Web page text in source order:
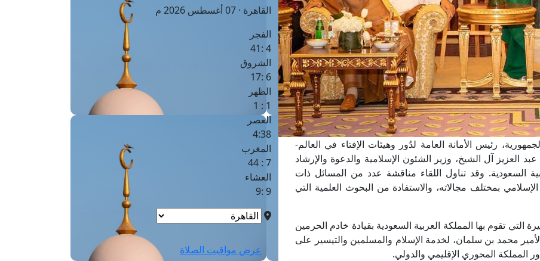
رئيس الأمانة العامة لدُور وهيئات الإفتاء في العالم-
العزيز آل الشيخ، وزير الشئون الإسلامية والدعوة والإرشاد
السعودية. وقد تناول اللقاء مناقشة عدد من المسائل ذات
بمختلف مجالاته، والاستفادة من البحوث العلمية التي
التي تقوم بها المملكة العربية السعودية بقيادة خادم الحرمين
محمد بن سلمان، لخدمة الإسلام والمسلمين والتيسير على
المحوري الإقليمي والدولي.
القاهرة · 07 أغسطس 2026 م
الفجر
4 :41
الشروق
6 :17
الظهر
1 : 1
العصر
4:38
المغرب
7 : 44
العشاء
9 :9
عرض مواقيت الصلاة